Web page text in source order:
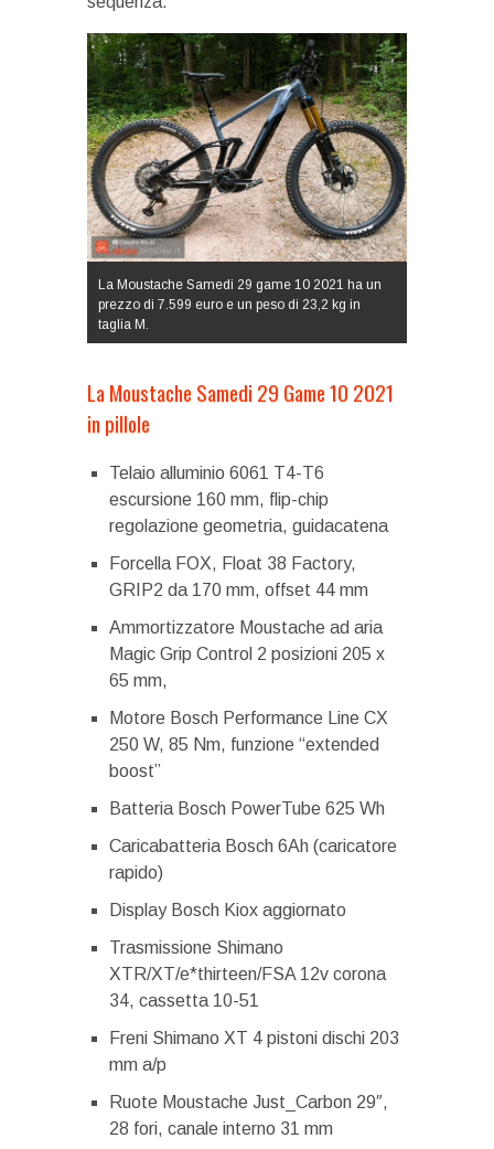
La Moustache Samedi 29 game 10 2021 ha un
prezzo di 7.599 euro e un peso di 23,2 kg in
taglia M.
La Moustache Samedi 29 Game 10 2021
in pillole
Telaio alluminio 6061 T4-T6
escursione 160 mm, flip-chip
regolazione geometria, guidacatena
Forcella FOX, Float 38 Factory,
GRIP2 da 170 mm, offset 44 mm
Ammortizzatore Moustache ad aria
Magic Grip Control 2 posizioni 205 x
65 mm,
Motore Bosch Performance Line CX
250 W, 85 Nm, funzione “extended
boost”
Batteria Bosch PowerTube 625 Wh
Caricabatteria Bosch 6Ah (caricatore
rapido)
Display Bosch Kiox aggiornato
Trasmissione Shimano
XTR/XT/e*thirteen/FSA 12v corona
34, cassetta 10-51
Freni Shimano XT 4 pistoni dischi 203
mm a/p
Ruote Moustache Just_Carbon 29″,
28 fori, canale interno 31 mm